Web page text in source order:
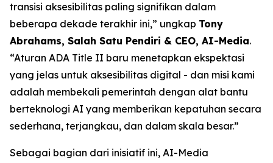
transisi aksesibilitas paling signifikan dalam
beberapa dekade terakhir ini,” ungkap Tony
Abrahams, Salah Satu Pendiri & CEO, AI-Media.
“Aturan ADA Title II baru menetapkan ekspektasi
yang jelas untuk aksesibilitas digital - dan misi kami
adalah membekali pemerintah dengan alat bantu
berteknologi AI yang memberikan kepatuhan secara
sederhana, terjangkau, dan dalam skala besar.”
Sebagai bagian dari inisiatif ini, AI-Media